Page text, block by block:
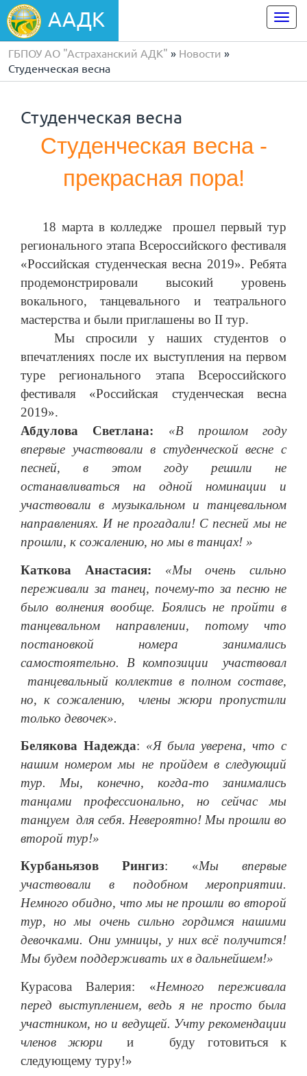
ААДК
ГБПОУ АО "Астраханский АДК" » Новости »
Студенческая весна
Студенческая весна
Студенческая весна -
прекрасная пора!
18 марта в колледже прошел первый тур
регионального этапа Всероссийского фестиваля
«Российская студенческая весна 2019». Ребята
продемонстрировали высокий уровень
вокального, танцевального и театрального
мастерства и были приглашены во II тур.
Мы спросили у наших студентов о
впечатлениях после их выступления на первом
туре регионального этапа Всероссийского
фестиваля «Российская студенческая весна
2019».
Абдулова Светлана:
«В прошлом году
впервые участвовали в студенческой весне с
песней, в этом году решили не
останавливаться на одной номинации и
участвовали в музыкальном и танцевальном
направлениях. И не прогадали! С песней мы не
прошли, к сожалению, но мы в танцах! »
Каткова Анастасия:
«Мы очень сильно
переживали за танец, почему-то за песню не
было волнения вообще. Боялись не пройти в
танцевальном направлении, потому что
постановкой номера занимались
самостоятельно. В композиции участвовал
танцевальный коллектив в полном составе,
но, к сожалению, члены жюри пропустили
только девочек».
Белякова Надежда: «Я была уверена, что с
нашим номером мы не пройдем в следующий
тур. Мы, конечно, когда-то занимались
танцами профессионально, но сейчас мы
танцуем для себя. Невероятно! Мы прошли во
второй тур!»
Курбаньязов Рингиз: «Мы впервые
участвовали в подобном мероприятии.
Немного обидно, что мы не прошли во второй
тур, но мы очень сильно гордимся нашими
девочками. Они умницы, у них всё получится!
Мы будем поддерживать их в дальнейшем!»
Курасова Валерия: «Немного переживала
перед выступлением, ведь я не просто была
участником, но и ведущей. Учту рекомендации
членов жюри
и буду готовиться к
следующему туру!»